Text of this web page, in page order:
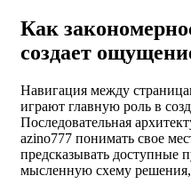
Как
создает
Навигация между
играют главную роль в
Последовательная
azino777 понимать свое
предсказывать доступные
мысленную схему решения,